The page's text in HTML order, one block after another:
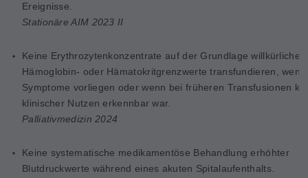
Ereignisse.
Stationäre AIM 2023 II
Keine Erythrozytenkonzentrate auf der Grundlage willkürlicher
Hämoglobin- oder Hämatokritgrenzwerte transfundieren,
Symptome vorliegen oder wenn bei früheren Transfusionen
klinischer Nutzen erkennbar war.
Palliativmedizin 2024
Keine systematische medikamentöse Behandlung erhöhter
Blutdruckwerte während eines akuten Spitalaufenthalts.